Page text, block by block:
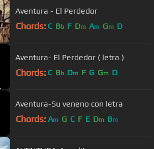
Aventura - El Perdedor
Chords: C Bb F Dm Am Gm D
Aventura- El Perdedor ( letra )
Chords: C Bb Dm F G Gm D
Aventura-Su veneno con letra
Chords: Am G C F E Dm Bm